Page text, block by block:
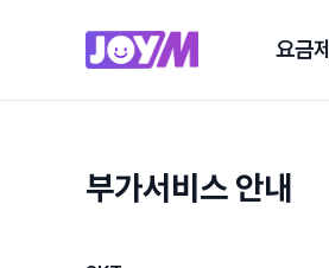
요금제
부가서비스 안내